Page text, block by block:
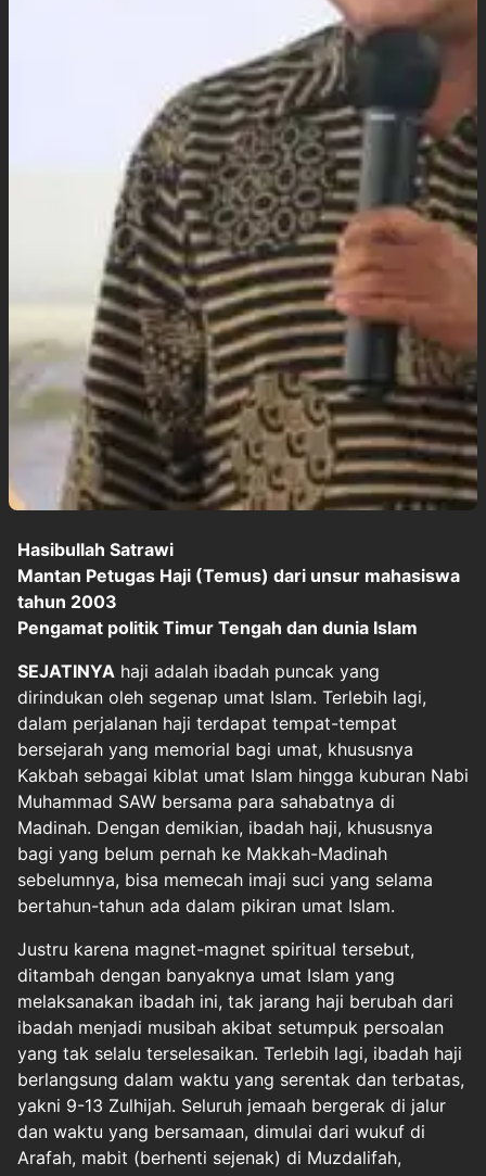
Hasibullah Satrawi
Mantan Petugas Haji (Temus) dari unsur mahasiswa
tahun 2003
Pengamat politik Timur Tengah dan dunia Islam
SEJATINYA haji adalah ibadah puncak yang
dirindukan oleh segenap umat Islam. Terlebih lagi,
dalam perjalanan haji terdapat tempat-tempat
bersejarah yang memorial bagi umat, khususnya
Kakbah sebagai kiblat umat Islam hingga kuburan Nabi
Muhammad SAW bersama para sahabatnya di
Madinah. Dengan demikian, ibadah haji, khususnya
bagi yang belum pernah ke Makkah-Madinah
sebelumnya, bisa memecah imaji suci yang selama
bertahun-tahun ada dalam pikiran umat Islam.
Justru karena magnet-magnet spiritual tersebut,
ditambah dengan banyaknya umat Islam yang
melaksanakan ibadah ini, tak jarang haji berubah dari
ibadah menjadi musibah akibat setumpuk persoalan
yang tak selalu terselesaikan. Terlebih lagi, ibadah haji
berlangsung dalam waktu yang serentak dan terbatas,
yakni 9-13 Zulhijah. Seluruh jemaah bergerak di jalur
dan waktu yang bersamaan, dimulai dari wukuf di
Arafah, mabit (berhenti sejenak) di Muzdalifah,